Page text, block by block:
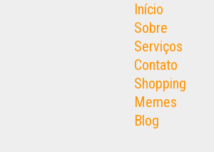
Início
Sobre
Serviços
Contato
Shopping
Memes
Blog